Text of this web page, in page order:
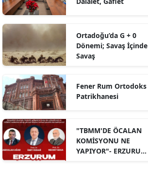
Ortadoğu’da G + 0
Dönemi; Savaş İçinde
Savaş
Fener Rum Ortodoks
Patrikhanesi
"TBMM'DE ÖCALAN
KOMİSYONU NE
YAPIYOR"- ERZURUM